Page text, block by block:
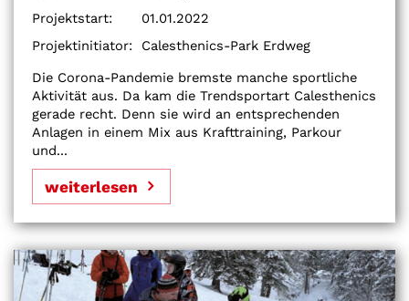
Projektstart:
01.01.2022
Projektinitiator:
Calesthenics-Park Erdweg
Die Corona-Pandemie bremste manche sportliche
Aktivität aus. Da kam die Trendsportart Calesthenics
gerade recht. Denn sie wird an entsprechenden
Anlagen in einem Mix aus Krafttraining, Parkour
und...
weiterlesen